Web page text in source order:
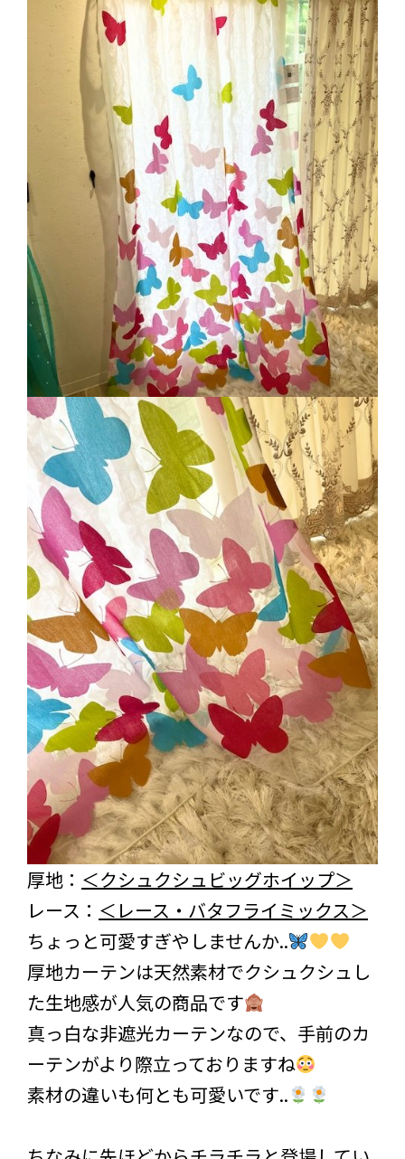
厚地： ＜クシュクシュビッグホイップ＞
レース： ＜レース・バタフライミックス＞
ちょっと可愛すぎやしませんか..
厚地カーテンは天然素材でクシュクシュし
た生地感が人気の商品です
真っ白な非遮光カーテンなので、手前のカ
ーテンがより際立っておりますね
素材の違いも何とも可愛いです..